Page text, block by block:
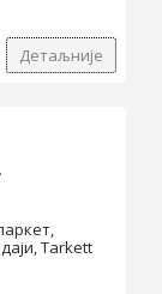
Детаљније
Tarkett